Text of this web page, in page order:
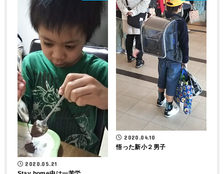
2020.05.21
2020.04.10
悟った新小２男子